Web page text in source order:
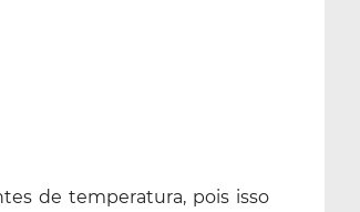
de temperatura, pois isso